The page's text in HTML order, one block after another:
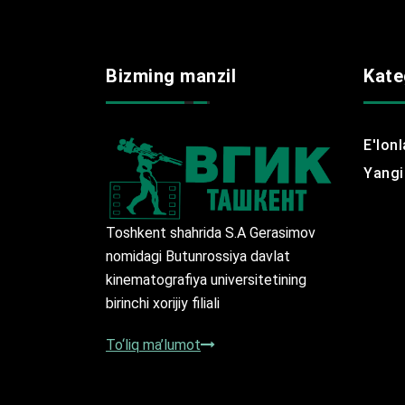
Bizming manzil
Toshkent shahrida S.A Gerasimov
nomidagi Butunrossiya davlat
kinematografiya universitetining
birinchi xorijiy filiali
To‘liq ma’lumot